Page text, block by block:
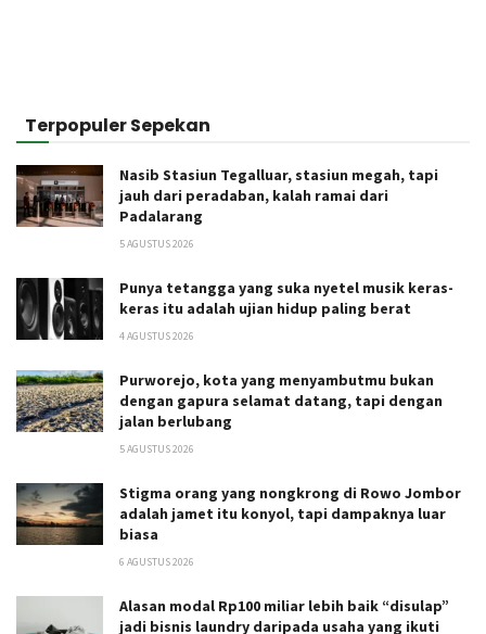
Terpopuler Sepekan
Nasib Stasiun Tegalluar, stasiun megah, tapi
jauh dari peradaban, kalah ramai dari
Padalarang
5 AGUSTUS 2026
Punya tetangga yang suka nyetel musik keras-
keras itu adalah ujian hidup paling berat
4 AGUSTUS 2026
Purworejo, kota yang menyambutmu bukan
dengan gapura selamat datang, tapi dengan
jalan berlubang
5 AGUSTUS 2026
Stigma orang yang nongkrong di Rowo Jombor
adalah jamet itu konyol, tapi dampaknya luar
biasa
6 AGUSTUS 2026
Alasan modal Rp100 miliar lebih baik “disulap”
jadi bisnis laundry daripada usaha yang ikuti